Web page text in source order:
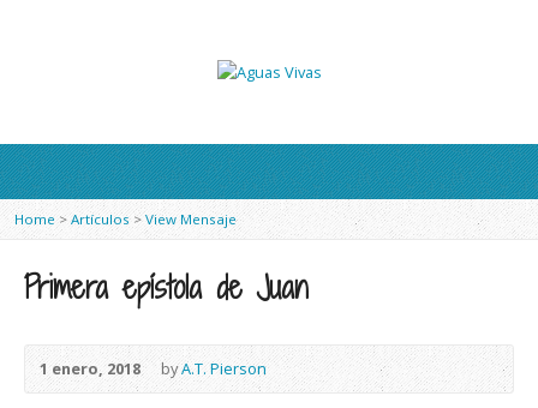
Home > Artículos > View Mensaje
Primera epístola de Juan
1 enero, 2018 byA.T. Pierson